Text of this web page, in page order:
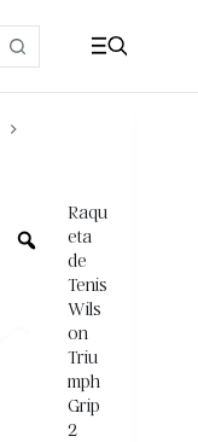
Raqu
eta
de
Tenis
Wils
on
Triu
mph
Grip
2